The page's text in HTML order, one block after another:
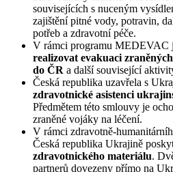
souvisejících s nuceným
zajištění pitné vody, potravin,
potřeb a zdravotní péče.
V rámci programu MEDEVAC
realizovat evakuaci
do ČR a další související
Česká republika uzavřela s
zdravotnické asistenci
Předmětem této smlouvy je
zraněné vojáky na léčení.
V rámci zdravotně-
Česká republika Ukrajině
zdravotnického materiálu.
partnerů dovezeny přímo na